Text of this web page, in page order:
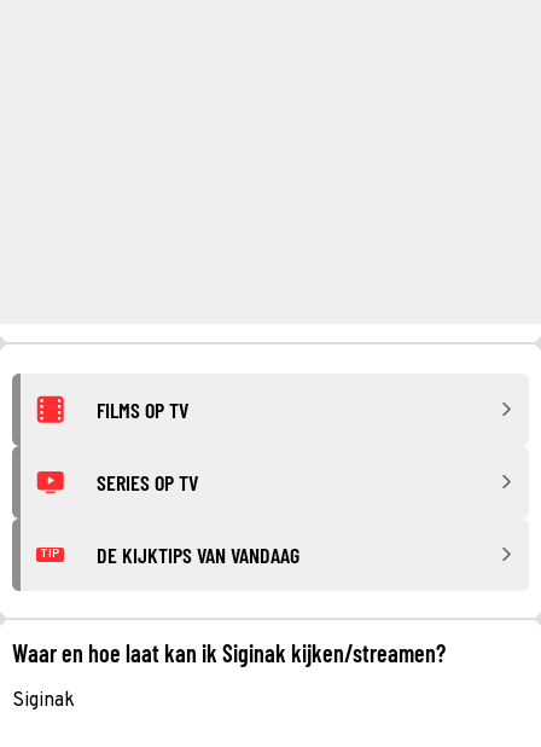
FILMS OP TV
SERIES OP TV
TIP DE KIJKTIPS VAN VANDAAG
Waar en hoe laat kan ik Siginak kijken/streamen?
Siginak